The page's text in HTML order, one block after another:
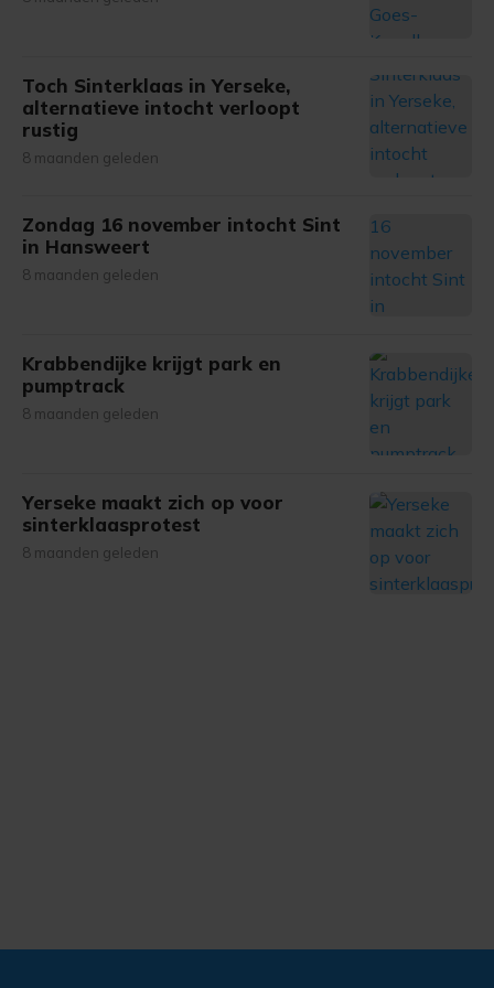
Toch Sinterklaas in Yerseke,
alternatieve intocht verloopt
rustig
8 maanden geleden
Zondag 16 november intocht Sint
in Hansweert
8 maanden geleden
Krabbendijke krijgt park en
pumptrack
8 maanden geleden
Yerseke maakt zich op voor
sinterklaasprotest
8 maanden geleden